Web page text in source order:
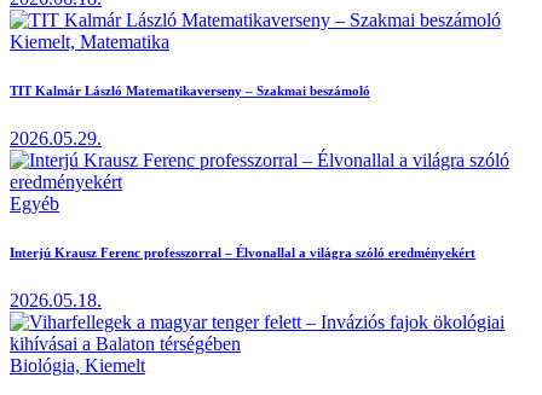
Kiemelt, Matematika
TIT Kalmár László Matematikaverseny – Szakmai beszámoló
2026.05.29.
Egyéb
Interjú Krausz Ferenc professzorral – Élvonallal a világra szóló eredményekért
2026.05.18.
Biológia, Kiemelt